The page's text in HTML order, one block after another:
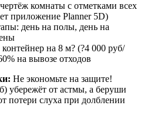
комнаты с отметками всех
приложение Planner 5D)
день на полы, день на
на 8 м? (?4 000 руб/
на вывозе отходов
Не экономьте на защите!
убережёт от астмы, а беруши
потери слуха при долблении